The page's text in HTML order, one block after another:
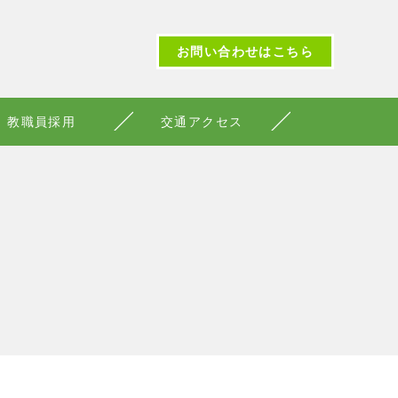
お問い合わせはこちら
教職員採用 交通アクセス